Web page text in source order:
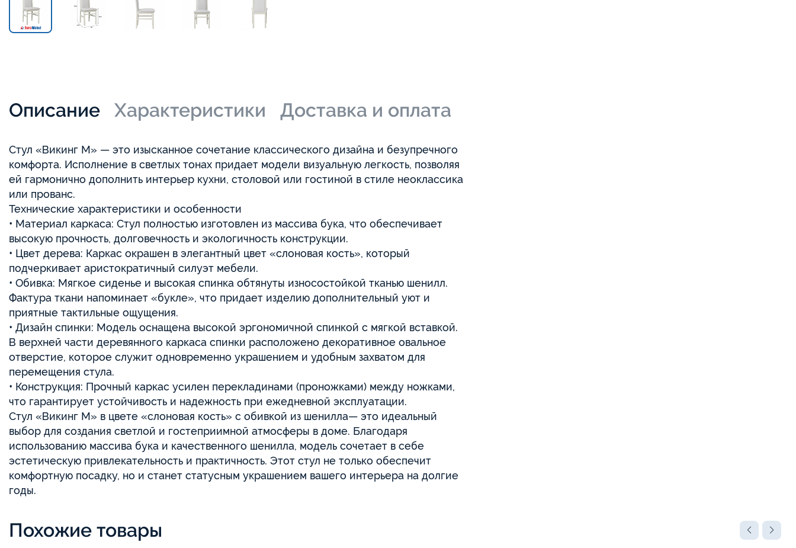
Описание Характеристики Доставка и оплата
Стул «Викинг М» — это изысканное сочетание классического дизайна и безупречного
комфорта. Исполнение в светлых тонах придает модели визуальную легкость, позволяя
ей гармонично дополнить интерьер кухни, столовой или гостиной в стиле неоклассика
или прованс.
Технические характеристики и особенности
• Материал каркаса: Стул полностью изготовлен из массива бука, что обеспечивает
высокую прочность, долговечность и экологичность конструкции.
• Цвет дерева: Каркас окрашен в элегантный цвет «слоновая кость», который
подчеркивает аристократичный силуэт мебели.
• Обивка: Мягкое сиденье и высокая спинка обтянуты износостойкой тканью шенилл.
Фактура ткани напоминает «букле», что придает изделию дополнительный уют и
приятные тактильные ощущения.
• Дизайн спинки: Модель оснащена высокой эргономичной спинкой с мягкой вставкой.
В верхней части деревянного каркаса спинки расположено декоративное овальное
отверстие, которое служит одновременно украшением и удобным захватом для
перемещения стула.
• Конструкция: Прочный каркас усилен перекладинами (проножками) между ножками,
что гарантирует устойчивость и надежность при ежедневной эксплуатации.
Стул «Викинг М» в цвете «слоновая кость» с обивкой из шенилла— это идеальный
выбор для создания светлой и гостеприимной атмосферы в доме. Благодаря
использованию массива бука и качественного шенилла, модель сочетает в себе
эстетическую привлекательность и практичность. Этот стул не только обеспечит
комфортную посадку, но и станет статусным украшением вашего интерьера на долгие
годы.
Похожие товары